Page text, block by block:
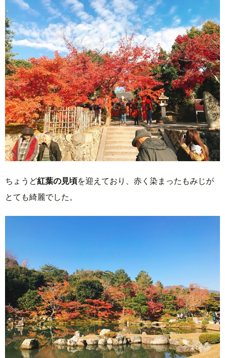
ちょうど紅葉の見頃を迎えており、赤く染まったもみじが
とても綺麗でした。